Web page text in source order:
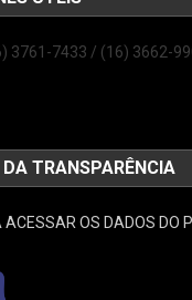
3761-7433 / (16) 3662-
TRANSPARÊNCIA
ACESSAR OS DADOS DO